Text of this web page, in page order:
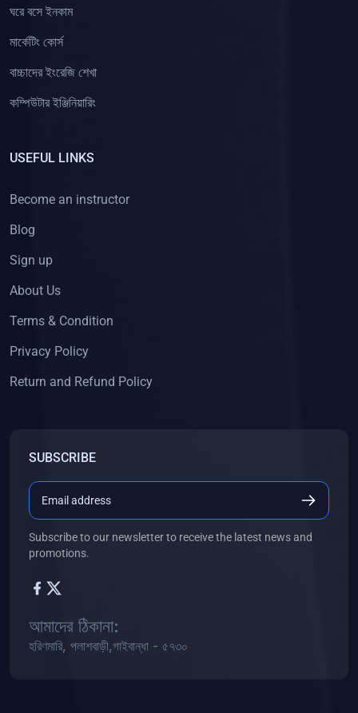
ঘরে বসে ইনকাম
মার্কেটিং কোর্স
বাচ্চাদের ইংরেজি শেখা
কম্পিউটার ইঞ্জিনিয়ারিং
USEFUL LINKS
Become an instructor
Blog
Sign up
About Us
Terms & Condition
Privacy Policy
Return and Refund Policy
SUBSCRIBE
Subscribe to our newsletter to receive the latest news and
promotions.
আমাদের ঠিকানা:
হরিণমারি, পলাশবাড়ী,গাইবান্ধা - ৫৭৩০